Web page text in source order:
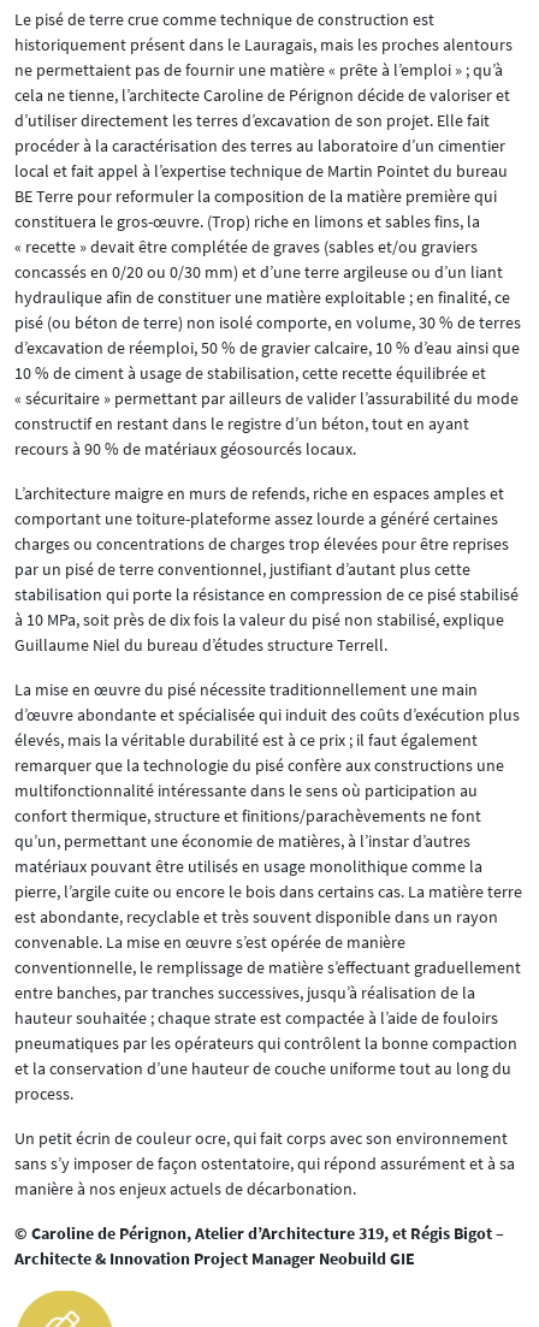
Le pisé de terre crue comme technique de construction est
historiquement présent dans le Lauragais, mais les proches alentours
ne permettaient pas de fournir une matière « prête à l’emploi » ; qu’à
cela ne tienne, l’architecte Caroline de Pérignon décide de valoriser et
d’utiliser directement les terres d’excavation de son projet. Elle fait
procéder à la caractérisation des terres au laboratoire d’un cimentier
local et fait appel à l’expertise technique de Martin Pointet du bureau
BE Terre pour reformuler la composition de la matière première qui
constituera le gros-œuvre. (Trop) riche en limons et sables fins, la
« recette » devait être complétée de graves (sables et/ou graviers
concassés en 0/20 ou 0/30 mm) et d’une terre argileuse ou d’un liant
hydraulique afin de constituer une matière exploitable ; en finalité, ce
pisé (ou béton de terre) non isolé comporte, en volume, 30 % de terres
d’excavation de réemploi, 50 % de gravier calcaire, 10 % d’eau ainsi que
10 % de ciment à usage de stabilisation, cette recette équilibrée et
« sécuritaire » permettant par ailleurs de valider l’assurabilité du mode
constructif en restant dans le registre d’un béton, tout en ayant
recours à 90 % de matériaux géosourcés locaux.
L’architecture maigre en murs de refends, riche en espaces amples et
comportant une toiture-plateforme assez lourde a généré certaines
charges ou concentrations de charges trop élevées pour être reprises
par un pisé de terre conventionnel, justifiant d’autant plus cette
stabilisation qui porte la résistance en compression de ce pisé stabilisé
à 10 MPa, soit près de dix fois la valeur du pisé non stabilisé, explique
Guillaume Niel du bureau d’études structure Terrell.
La mise en œuvre du pisé nécessite traditionnellement une main
d’œuvre abondante et spécialisée qui induit des coûts d’exécution plus
élevés, mais la véritable durabilité est à ce prix ; il faut également
remarquer que la technologie du pisé confère aux constructions une
multifonctionnalité intéressante dans le sens où participation au
confort thermique, structure et finitions/parachèvements ne font
qu’un, permettant une économie de matières, à l’instar d’autres
matériaux pouvant être utilisés en usage monolithique comme la
pierre, l’argile cuite ou encore le bois dans certains cas. La matière terre
est abondante, recyclable et très souvent disponible dans un rayon
convenable. La mise en œuvre s’est opérée de manière
conventionnelle, le remplissage de matière s’effectuant graduellement
entre banches, par tranches successives, jusqu’à réalisation de la
hauteur souhaitée ; chaque strate est compactée à l’aide de fouloirs
pneumatiques par les opérateurs qui contrôlent la bonne compaction
et la conservation d’une hauteur de couche uniforme tout au long du
process.
Un petit écrin de couleur ocre, qui fait corps avec son environnement
sans s’y imposer de façon ostentatoire, qui répond assurément et à sa
manière à nos enjeux actuels de décarbonation.
© Caroline de Pérignon, Atelier d’Architecture 319, et Régis Bigot –
Architecte & Innovation Project Manager Neobuild GIE